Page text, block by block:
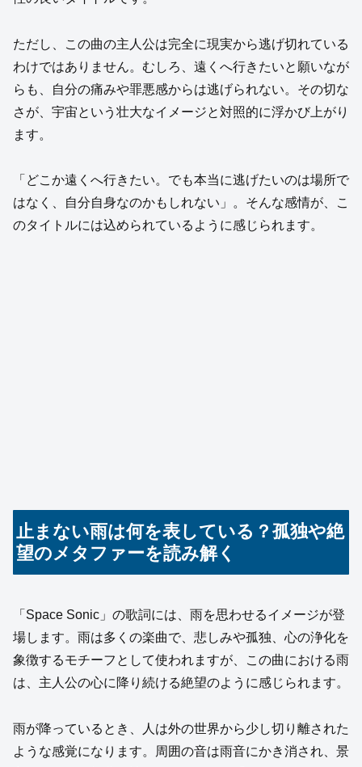
ただし、この曲の主人公は完全に現実から逃げ切れている
わけではありません。むしろ、遠くへ行きたいと願いなが
らも、自分の痛みや罪悪感からは逃げられない。その切な
さが、宇宙という壮大なイメージと対照的に浮かび上がり
ます。
「どこか遠くへ行きたい。でも本当に逃げたいのは場所で
はなく、自分自身なのかもしれない」。そんな感情が、こ
のタイトルには込められているように感じられます。
止まない雨は何を表している？孤独や絶
望のメタファーを読み解く
「Space Sonic」の歌詞には、雨を思わせるイメージが登
場します。雨は多くの楽曲で、悲しみや孤独、心の浄化を
象徴するモチーフとして使われますが、この曲における雨
は、主人公の心に降り続ける絶望のように感じられます。
雨が降っているとき、人は外の世界から少し切り離された
ような感覚になります。周囲の音は雨音にかき消され、景